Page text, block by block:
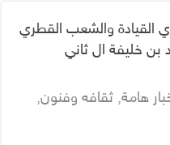
القيادة والشعب القطري
بن خليفة ال ثاني
هامة,ثقافه وفنون,